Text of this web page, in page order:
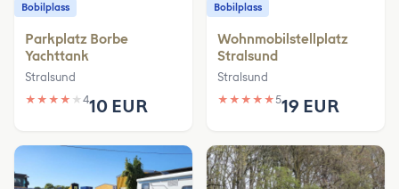
Bobilplass
Parkplatz Borbe
Yachttank
Stralsund
★ ★ ★ ★ ★ 410 EUR
Bobilplass
Wohnmobilstellplatz
Stralsund
Stralsund
★ ★ ★ ★ ★519 EUR